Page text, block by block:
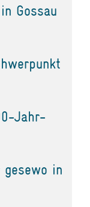
Gossau
Jahr-
in